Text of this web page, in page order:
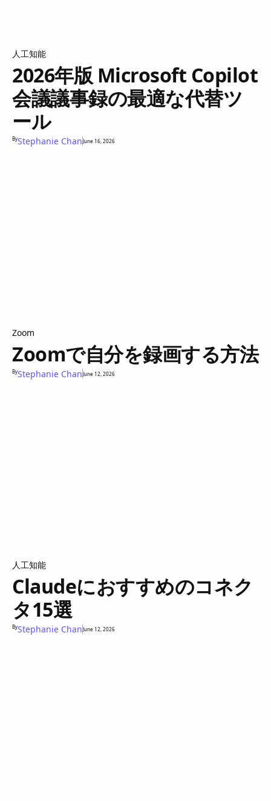
人工知能
2026年版 Microsoft Copilot
会議議事録の最適な代替ツ
ール
ByStephanie ChanJune 16, 2026
Zoom
Zoomで自分を録画する方法
ByStephanie ChanJune 12, 2026
人工知能
Claudeにおすすめのコネク
タ15選
ByStephanie ChanJune 12, 2026